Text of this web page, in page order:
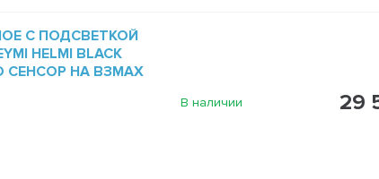
С ПОДСВЕТКОЙ
HELMI BLACK
СЕНСОР НА ВЗМАХ
В наличии 29